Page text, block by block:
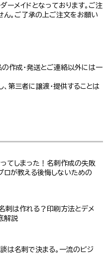
メイドとなっております。ご注
ん。ご了承の上ご注文をお願い
作成・発送とご連絡以外には一
第三者に譲渡・提供することは
ってしまった！名刺作成の失敗
が教える後悔しないための
刺は作れる？印刷方法とデメ
解説
は名刺で決まる。一流のビジ